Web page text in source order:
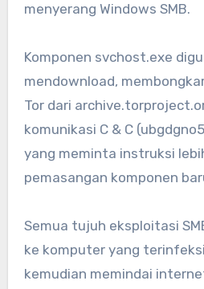
menyerang Windows SMB.
Komponen svchost.exe
mendownload,
Tor dari
komunikasi C & C
yang meminta instruksi
pemasangan komponen
Semua tujuh eksploitasi
ke komputer yang
kemudian memindai